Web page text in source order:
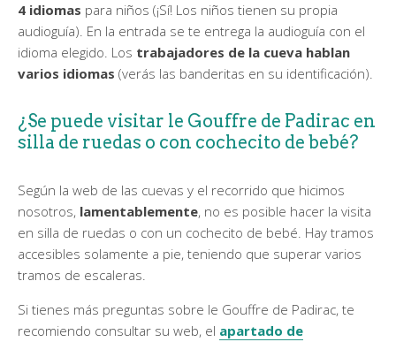
4 idiomas para niños (¡Sí! Los niños tienen su propia
audioguía). En la entrada se te entrega la audioguía con el
idioma elegido. Los trabajadores de la cueva hablan
varios idiomas (verás las banderitas en su identificación).
¿Se puede visitar le Gouffre de Padirac en
silla de ruedas o con cochecito de bebé?
Según la web de las cuevas y el recorrido que hicimos
nosotros, lamentablemente, no es posible hacer la visita
en silla de ruedas o con un cochecito de bebé. Hay tramos
accesibles solamente a pie, teniendo que superar varios
tramos de escaleras.
Si tienes más preguntas sobre le Gouffre de Padirac, te
recomiendo consultar su web, el apartado de